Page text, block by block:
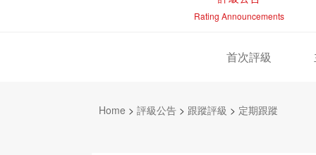
Rating Announcements
首次評級
Home > 評級公告 > 跟蹤評級 > 定期跟蹤